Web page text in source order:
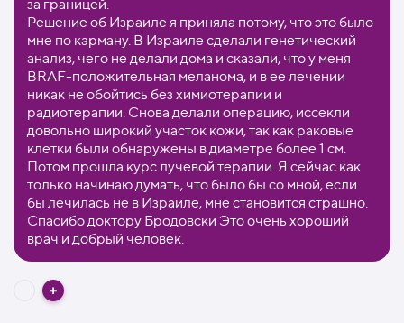
за границей.
Решение об Израиле я приняла потому, что это было
мне по карману. В Израиле сделали генетический
анализ, чего не делали дома и сказали, что у меня
BRAF-положительная меланома, и в ее лечении
никак не обойтись без химиотерапии и
радиотерапии. Снова делали операцию, иссекли
довольно широкий участок кожи, так как раковые
клетки были обнаружены в диаметре более 1 см.
Потом прошла курс лучевой терапии. Я сейчас как
только начинаю думать, что было бы со мной, если
бы лечилась не в Израиле, мне становится страшно.
Спасибо доктору Бродовски Это очень хороший
врач и добрый человек.